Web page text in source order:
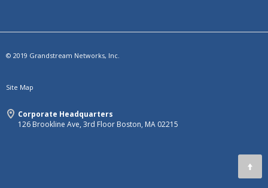
© 2019 Grandstream Networks, Inc.
Site Map
Corporate Headquarters
126 Brookline Ave, 3rd Floor Boston, MA 02215